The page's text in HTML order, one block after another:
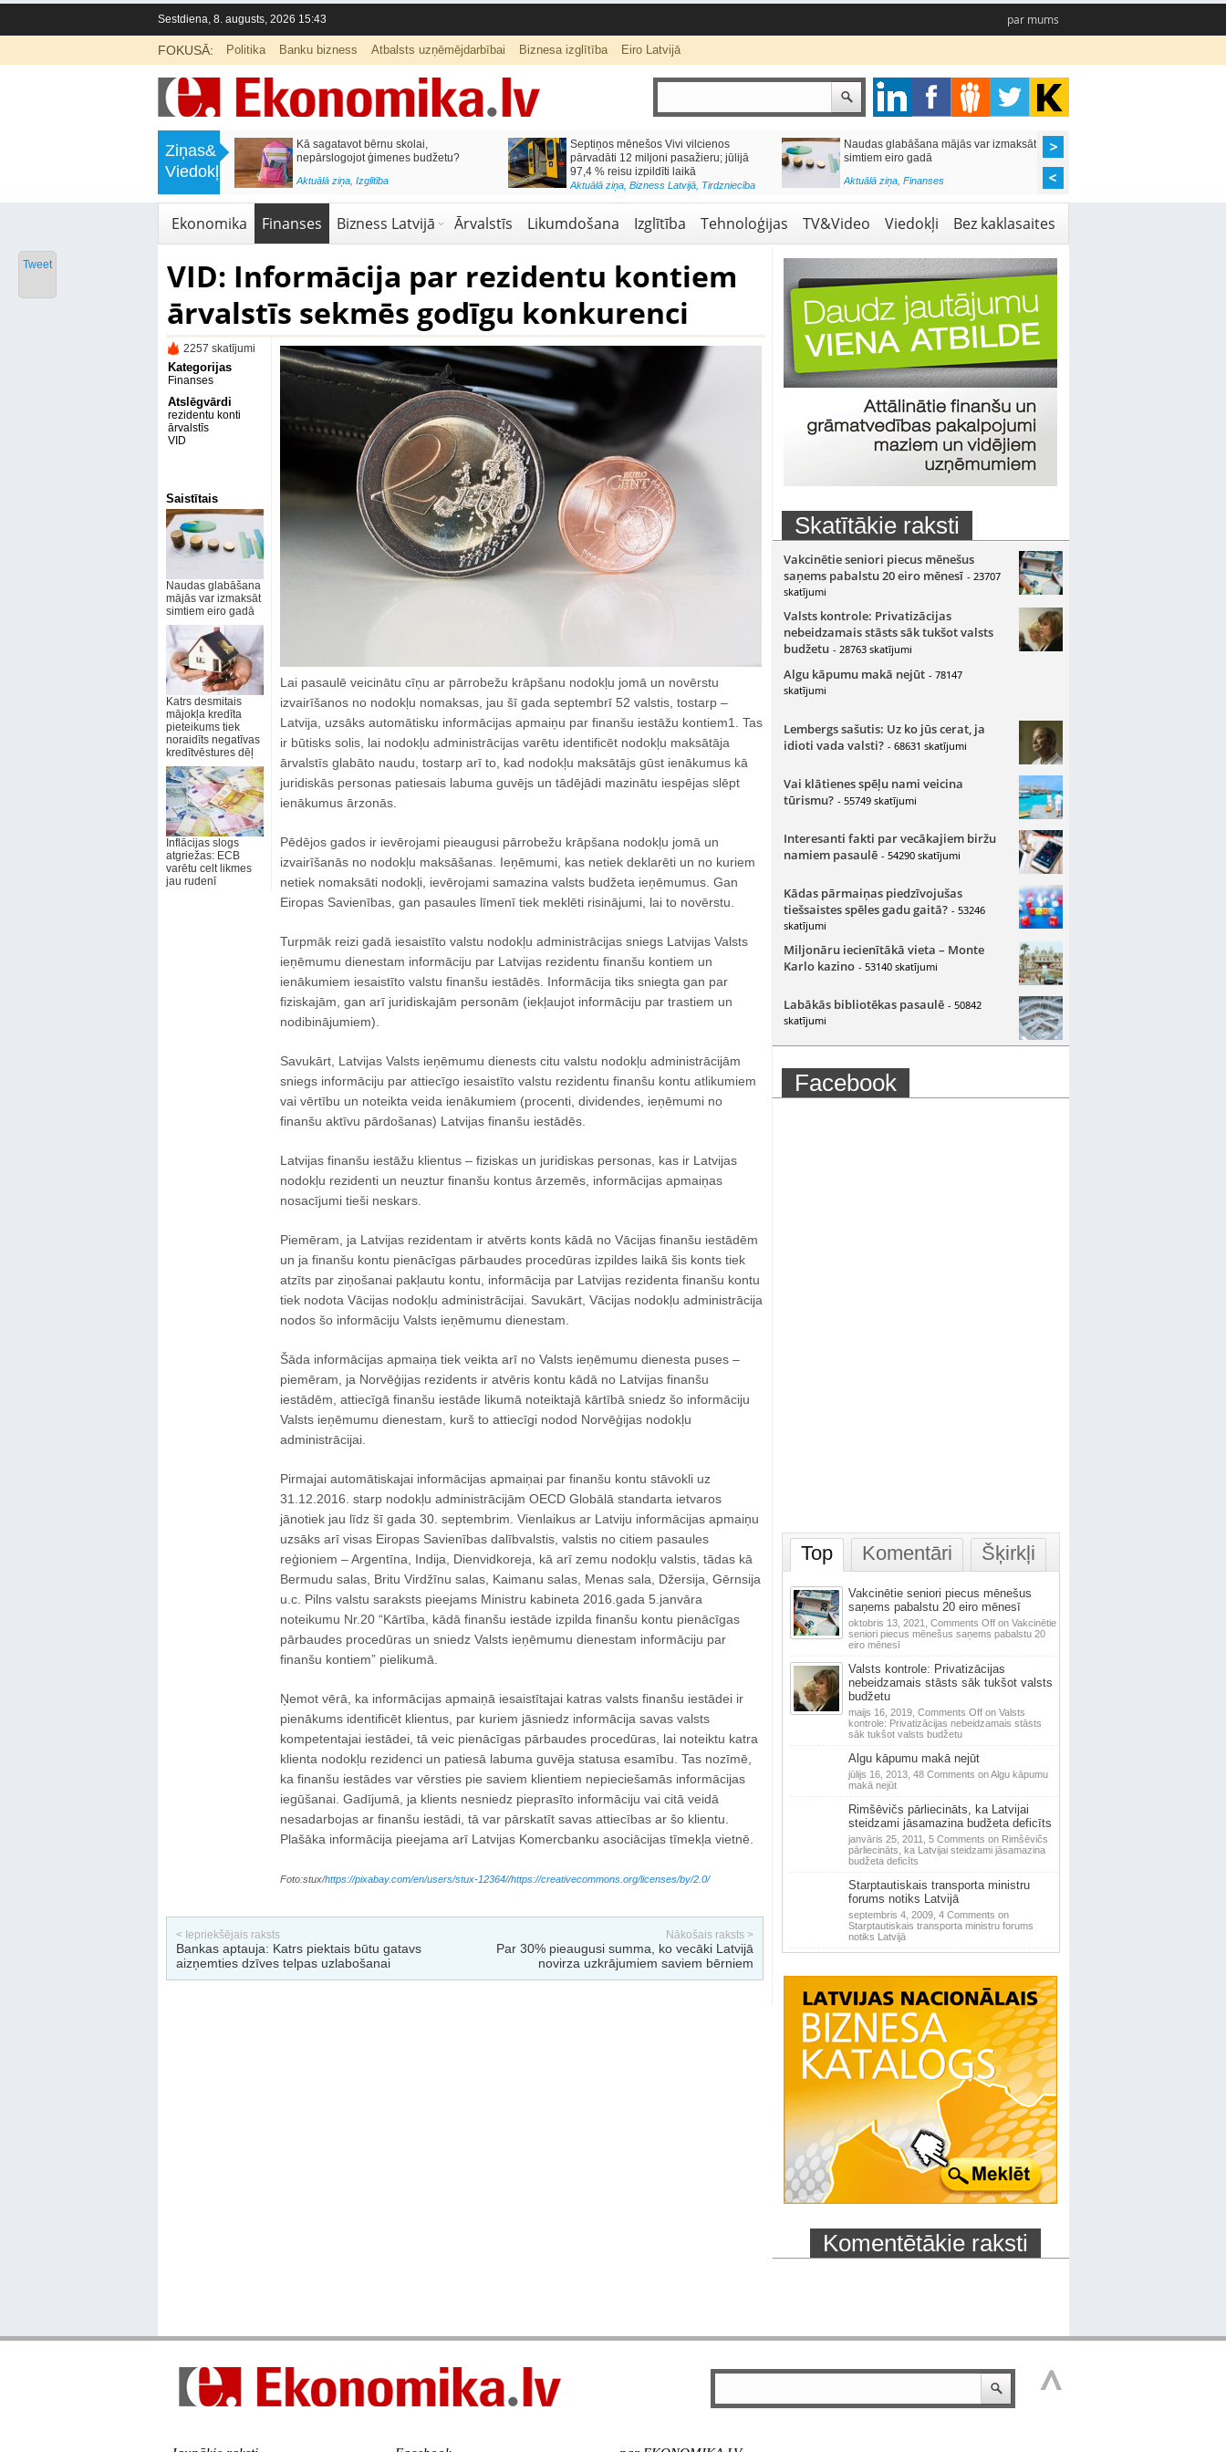
Sestdiena, 8. augusts, 2026 15:43 par mums
FOKUSĀ: Politika Banku bizness Atbalsts uzņēmējdarbībai Biznesa izglītība Eiro Latvijā
Ziņas&
Viedokļi
Labklājības ministrija rosina reformēt
un būtiski uzlabot vecāku pabalstu
Kā sagatavot bērnu skolai,
nepārslogojot ģimenes budžetu?
Aktuālā ziņa, Izglītība
Septiņos mēnešos Vivi vilcienos
pārvadāti 12 miljoni pasažieru; jūlijā
97,4 % reisu izpildīti laikā
Aktuālā ziņa, Bizness Latvijā, Tirdzniecība
Naudas glabāšana mājās var izmaksāt
simtiem eiro gadā
Aktuālā ziņa, Finanses
Ekonomika Finanses Bizness Latvijā Ārvalstīs Likumdošana Izglītība Tehnoloģijas TV&Video Viedokļi Bez kaklasaites
VID: Informācija par rezidentu kontiem
ārvalstīs sekmēs godīgu konkurenci
2257 skatījumi
Kategorijas
Finanses
Atslēgvārdi
rezidentu konti
ārvalstīs
VID
Saistītais
Naudas glabāšana
mājās var izmaksāt
simtiem eiro gadā
Katrs desmitais
mājokļa kredīta
pieteikums tiek
noraidīts negatīvas
kredītvēstures dēļ
Inflācijas slogs
atgriežas: ECB
varētu celt likmes
jau rudenī
Lai pasaulē veicinātu cīņu ar pārrobežu krāpšanu nodokļu jomā un novērstu
izvairīšanos no nodokļu nomaksas, jau šī gada septembrī 52 valstis, tostarp –
Latvija, uzsāks automātisku informācijas apmaiņu par finanšu iestāžu kontiem1. Tas
ir būtisks solis, lai nodokļu administrācijas varētu identificēt nodokļu maksātāja
ārvalstīs glabāto naudu, tostarp arī to, kad nodokļu maksātājs gūst ienākumus kā
juridiskās personas patiesais labuma guvējs un tādējādi mazinātu iespējas slēpt
ienākumus ārzonās.
Pēdējos gados ir ievērojami pieaugusi pārrobežu krāpšana nodokļu jomā un
izvairīšanās no nodokļu maksāšanas. Ieņēmumi, kas netiek deklarēti un no kuriem
netiek nomaksāti nodokļi, ievērojami samazina valsts budžeta ieņēmumus. Gan
Eiropas Savienības, gan pasaules līmenī tiek meklēti risinājumi, lai to novērstu.
Turpmāk reizi gadā iesaistīto valstu nodokļu administrācijas sniegs Latvijas Valsts
ieņēmumu dienestam informāciju par Latvijas rezidentu finanšu kontiem un
ienākumiem iesaistīto valstu finanšu iestādēs. Informācija tiks sniegta gan par
fiziskajām, gan arī juridiskajām personām (iekļaujot informāciju par trastiem un
nodibinājumiem).
Savukārt, Latvijas Valsts ieņēmumu dienests citu valstu nodokļu administrācijām
sniegs informāciju par attiecīgo iesaistīto valstu rezidentu finanšu kontu atlikumiem
vai vērtību un noteikta veida ienākumiem (procenti, dividendes, ieņēmumi no
finanšu aktīvu pārdošanas) Latvijas finanšu iestādēs.
Latvijas finanšu iestāžu klientus – fiziskas un juridiskas personas, kas ir Latvijas
nodokļu rezidenti un neuztur finanšu kontus ārzemēs, informācijas apmaiņas
nosacījumi tieši neskars.
Piemēram, ja Latvijas rezidentam ir atvērts konts kādā no Vācijas finanšu iestādēm
un ja finanšu kontu pienācīgas pārbaudes procedūras izpildes laikā šis konts tiek
atzīts par ziņošanai pakļautu kontu, informācija par Latvijas rezidenta finanšu kontu
tiek nodota Vācijas nodokļu administrācijai. Savukārt, Vācijas nodokļu administrācija
nodos šo informāciju Valsts ieņēmumu dienestam.
Šāda informācijas apmaiņa tiek veikta arī no Valsts ieņēmumu dienesta puses –
piemēram, ja Norvēģijas rezidents ir atvēris kontu kādā no Latvijas finanšu
iestādēm, attiecīgā finanšu iestāde likumā noteiktajā kārtībā sniedz šo informāciju
Valsts ieņēmumu dienestam, kurš to attiecīgi nodod Norvēģijas nodokļu
administrācijai.
Pirmajai automātiskajai informācijas apmaiņai par finanšu kontu stāvokli uz
31.12.2016. starp nodokļu administrācijām OECD Globālā standarta ietvaros
jānotiek jau līdz šī gada 30. septembrim. Vienlaikus ar Latviju informācijas apmaiņu
uzsāks arī visas Eiropas Savienības dalībvalstis, valstis no citiem pasaules
reģioniem – Argentīna, Indija, Dienvidkoreja, kā arī zemu nodokļu valstis, tādas kā
Bermudu salas, Britu Virdžīnu salas, Kaimanu salas, Menas sala, Džersija, Gērnsija
u.c. Pilns valstu saraksts pieejams Ministru kabineta 2016.gada 5.janvāra
noteikumu Nr.20 “Kārtība, kādā finanšu iestāde izpilda finanšu kontu pienācīgas
pārbaudes procedūras un sniedz Valsts ieņēmumu dienestam informāciju par
finanšu kontiem” pielikumā.
Ņemot vērā, ka informācijas apmaiņā iesaistītajai katras valsts finanšu iestādei ir
pienākums identificēt klientus, par kuriem jāsniedz informācija savas valsts
kompetentajai iestādei, tā veic pienācīgas pārbaudes procedūras, lai noteiktu katra
klienta nodokļu rezidenci un patiesā labuma guvēja statusa esamību. Tas nozīmē,
ka finanšu iestādes var vērsties pie saviem klientiem nepieciešamās informācijas
iegūšanai. Gadījumā, ja klients nesniedz pieprasīto informāciju vai citā veidā
nesadarbojas ar finanšu iestādi, tā var pārskatīt savas attiecības ar šo klientu.
Plašāka informācija pieejama arī Latvijas Komercbanku asociācijas tīmekļa vietnē.
Foto:stux/https://pixabay.com/en/users/stux-12364//https://creativecommons.org/licenses/by/2.0/
< Iepriekšējais raksts
Bankas aptauja: Katrs piektais būtu gatavs
aizņemties dzīves telpas uzlabošanai
Nākošais raksts >
Par 30% pieaugusi summa, ko vecāki Latvijā
novirza uzkrājumiem saviem bērniem
Skatītākie raksti
Vakcinētie seniori piecus mēnešus
saņems pabalstu 20 eiro mēnesī - 23707
skatījumi
Valsts kontrole: Privatizācijas
nebeidzamais stāsts sāk tukšot valsts
budžetu - 28763 skatījumi
Algu kāpumu makā nejūt - 78147
skatījumi
Lembergs sašutis: Uz ko jūs cerat, ja
idioti vada valsti? - 68631 skatījumi
Vai klātienes spēļu nami veicina
tūrismu? - 55749 skatījumi
Interesanti fakti par vecākajiem biržu
namiem pasaulē - 54290 skatījumi
Kādas pārmaiņas piedzīvojušas
tiešsaistes spēles gadu gaitā? - 53246
skatījumi
Miljonāru iecienītākā vieta – Monte
Karlo kazino - 53140 skatījumi
Labākās bibliotēkas pasaulē - 50842
skatījumi
Facebook
Top Komentāri Šķirkļi
Vakcinētie seniori piecus mēnešus
saņems pabalstu 20 eiro mēnesī
oktobris 13, 2021, Comments Offon Vakcinētie
seniori piecus mēnešus saņems pabalstu 20
eiro mēnesī
Valsts kontrole: Privatizācijas
nebeidzamais stāsts sāk tukšot valsts
budžetu
maijs 16, 2019, Comments Offon Valsts
kontrole: Privatizācijas nebeidzamais stāsts
sāk tukšot valsts budžetu
Algu kāpumu makā nejūt
jūlijs 16, 2013, 48 Comments on Algu kāpumu
makā nejūt
Rimšēvičs pārliecināts, ka Latvijai
steidzami jāsamazina budžeta deficīts
janvāris 25, 2011, 5 Comments on Rimšēvičs
pārliecināts, ka Latvijai steidzami jāsamazina
budžeta deficīts
Starptautiskais transporta ministru
forums notiks Latvijā
septembris 4, 2009, 4 Comments on
Starptautiskais transporta ministru forums
notiks Latvijā
Komentētākie raksti
Tweet